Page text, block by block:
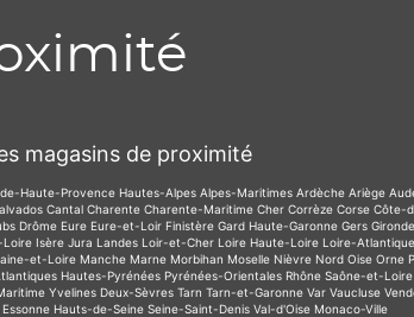
magasins de proximité
Haute-Provence Hautes-Alpes Alpes-Maritimes Ardèche Ariège
Cantal Charente Charente-Maritime Cher Corrèze Corse Côte-
Drôme Eure Eure-et-Loir Finistère Gard Haute-Garonne Gers Gironde
Isère Jura Landes Loir-et-Cher Loire Haute-Loire Loire-Atlantique
et-Loire Manche Marne Morbihan Moselle Nièvre Nord Oise Orne
Hautes-Pyrénées Pyrénées-Orientales Rhône Saône-et-Loire
Yvelines Deux-Sèvres Tarn Tarn-et-Garonne Var Vaucluse
Essonne Hauts-de-Seine Seine-Saint-Denis Val-d'Oise Monaco-Ville